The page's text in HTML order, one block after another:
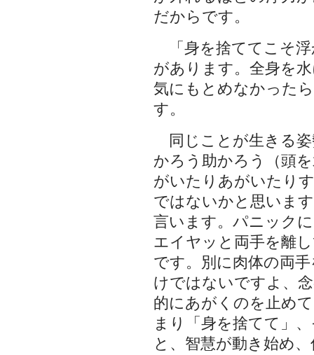
だからです。
「身を捨ててこそ
があります。全身を
気にもとめなかった
す。
同じことが生きる姿
かろう助かろう（頭
がいたりあがいたり
ではないかと思いま
言います。パニック
エイヤッと両手を離
です。別に肉体の両
けではないですよ、
的にあがくのを止め
まり「身を捨てて」
と、智慧が動き始め